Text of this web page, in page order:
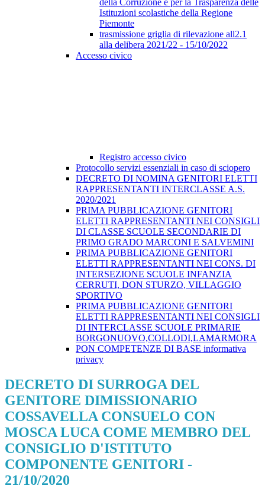
della Corruzione e per la Trasparenza delle
Istituzioni scolastiche della Regione
Piemonte
trasmissione griglia di rilevazione all2.1
alla delibera 2021/22 - 15/10/2022
Accesso civico
Registro accesso civico
Protocollo servizi essenziali in caso di sciopero
DECRETO DI NOMINA GENITORI ELETTI
RAPPRESENTANTI INTERCLASSE A.S.
2020/2021
PRIMA PUBBLICAZIONE GENITORI
ELETTI RAPPRESENTANTI NEI CONSIGLI
DI CLASSE SCUOLE SECONDARIE DI
PRIMO GRADO MARCONI E SALVEMINI
PRIMA PUBBLICAZIONE GENITORI
ELETTI RAPPRESENTANTI NEI CONS. DI
INTERSEZIONE SCUOLE INFANZIA
CERRUTI, DON STURZO, VILLAGGIO
SPORTIVO
PRIMA PUBBLICAZIONE GENITORI
ELETTI RAPPRESENTANTI NEI CONSIGLI
DI INTERCLASSE SCUOLE PRIMARIE
BORGONUOVO,COLLODI,LAMARMORA
PON COMPETENZE DI BASE informativa
privacy
DECRETO DI SURROGA DEL
GENITORE DIMISSIONARIO
COSSAVELLA CONSUELO CON
MOSCA LUCA COME MEMBRO DEL
CONSIGLIO D'ISTITUTO
COMPONENTE GENITORI -
21/10/2020